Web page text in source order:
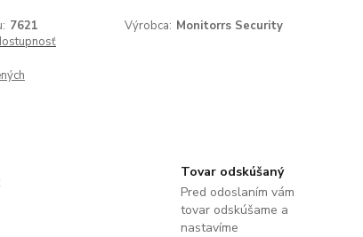
7621 Výrobca: Monitorrs Security
Tovar odskúšaný
Pred odoslaním vám
tovar odskúšame a
nastavíme